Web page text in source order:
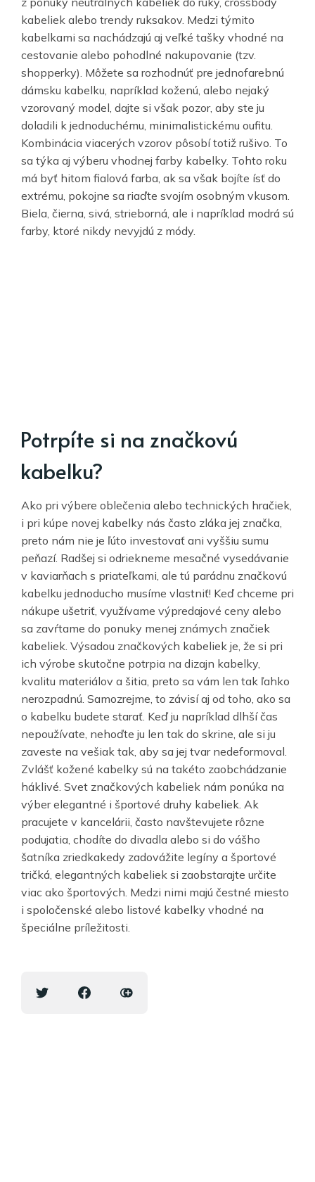
kabeliek alebo trendy ruksakov. Medzi týmito
kabelkami sa nachádzajú aj veľké tašky vhodné na
cestovanie alebo pohodlné nakupovanie (tzv.
shopperky). Môžete sa rozhodnúť pre jednofarebnú
dámsku kabelku, napríklad koženú, alebo nejaký
vzorovaný model, dajte si však pozor, aby ste ju
doladili k jednoduchému, minimalistickému oufitu.
Kombinácia viacerých vzorov pôsobí totiž rušivo. To
sa týka aj výberu vhodnej farby kabelky. Tohto roku
má byť hitom fialová farba, ak sa však bojíte ísť do
extrému, pokojne sa riaďte svojím osobným vkusom.
Biela, čierna, sivá, strieborná, ale i napríklad modrá sú
farby, ktoré nikdy nevyjdú z módy.
Potrpíte si na značkovú
kabelku?
Ako pri výbere oblečenia alebo technických hračiek,
i pri kúpe novej kabelky nás často zláka jej značka,
preto nám nie je ľúto investovať ani vyššiu sumu
peňazí. Radšej si odriekneme mesačné vysedávanie
v kaviarňach s priateľkami, ale tú parádnu značkovú
kabelku jednoducho musíme vlastniť! Keď chceme pri
nákupe ušetriť, využívame výpredajové ceny alebo
sa zavŕtame do ponuky menej známych značiek
kabeliek. Výsadou značkových kabeliek je, že si pri
ich výrobe skutočne potrpia na dizajn kabelky,
kvalitu materiálov a šitia, preto sa vám len tak ľahko
nerozpadnú. Samozrejme, to závisí aj od toho, ako sa
o kabelku budete starať. Keď ju napríklad dlhší čas
nepoužívate, nehoďte ju len tak do skrine, ale si ju
zaveste na vešiak tak, aby sa jej tvar nedeformoval.
Zvlášť kožené kabelky sú na takéto zaobchádzanie
háklivé. Svet značkových kabeliek nám ponúka na
výber elegantné i športové druhy kabeliek. Ak
pracujete v kancelárii, často navštevujete rôzne
podujatia, chodíte do divadla alebo si do vášho
šatníka zriedkakedy zadovážite legíny a športové
tričká, elegantných kabeliek si zaobstarajte určite
viac ako športových. Medzi nimi majú čestné miesto
i spoločenské alebo listové kabelky vhodné na
špeciálne príležitosti.